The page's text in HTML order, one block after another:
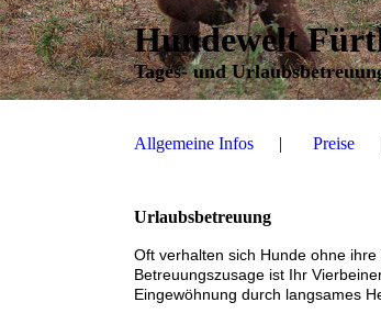
Hundewelt
Tages- und
Allgemeine Infos Preise
Urlaubsbetreuung
Oft verhalten sich Hunde ohne
Betreuungszusage ist Ihr
Eingewöhnung durch langsames